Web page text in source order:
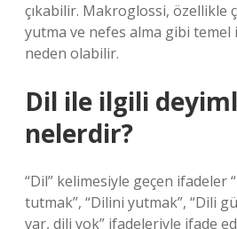
çıkabilir. Makroglossi, özellikle
yutma ve nefes alma gibi
neden olabilir.
Dil ile ilgili
nelerdir?
“Dil” kelimesiyle geçen ifadeler
tutmak”, “Dilini yutmak”, “Dili
var, dili yok” ifadeleriyle ifade